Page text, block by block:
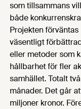
som tillsammans
både
Projekten
väsentligt
eller metoder som
hållbarhet för fler
samhället. Totalt
månader. Det går
miljoner kronor.